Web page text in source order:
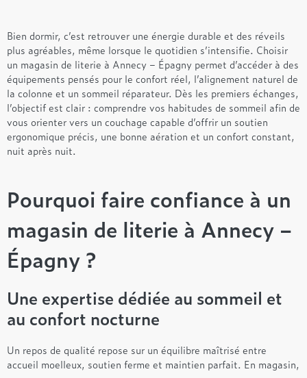
Bien dormir, c’est retrouver une énergie durable et des réveils
plus agréables, même lorsque le quotidien s’intensifie. Choisir
un magasin de literie à Annecy – Épagny permet d’accéder à des
équipements pensés pour le confort réel, l’alignement naturel de
la colonne et un sommeil réparateur. Dès les premiers échanges,
l’objectif est clair : comprendre vos habitudes de sommeil afin de
vous orienter vers un couchage capable d’offrir un soutien
ergonomique précis, une bonne aération et un confort constant,
nuit après nuit.
Pourquoi faire confiance à un
magasin de literie à Annecy –
Épagny ?
Une expertise dédiée au sommeil et
au confort nocturne
Un repos de qualité repose sur un équilibre maîtrisé entre
accueil moelleux, soutien ferme et maintien parfait. En magasin,